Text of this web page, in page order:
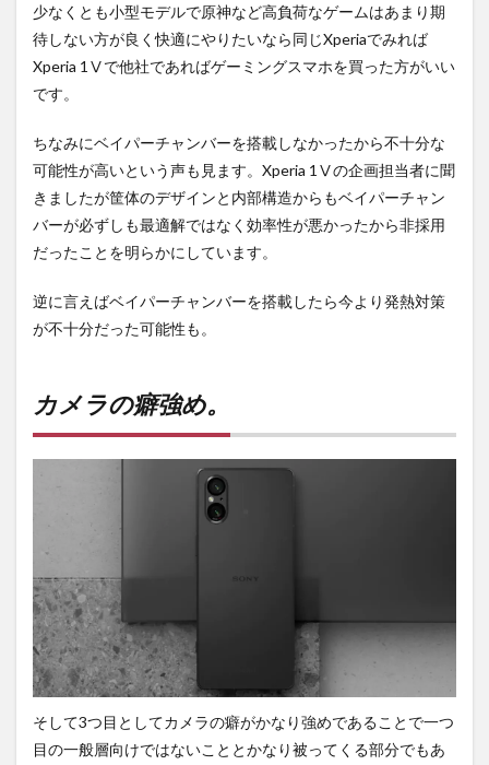
少なくとも小型モデルで原神など高負荷なゲームはあまり期
待しない方が良く快適にやりたいなら同じXperiaでみれば
Xperia 1Ⅴで他社であればゲーミングスマホを買った方がいい
です。
ちなみにベイパーチャンバーを搭載しなかったから不十分な
可能性が高いという声も見ます。Xperia 1Ⅴの企画担当者に聞
きましたが筐体のデザインと内部構造からもベイパーチャン
バーが必ずしも最適解ではなく効率性が悪かったから非採用
だったことを明らかにしています。
逆に言えばベイパーチャンバーを搭載したら今より発熱対策
が不十分だった可能性も。
カメラの癖強め。
そして3つ目としてカメラの癖がかなり強めであることで一つ
目の一般層向けではないこととかなり被ってくる部分でもあ